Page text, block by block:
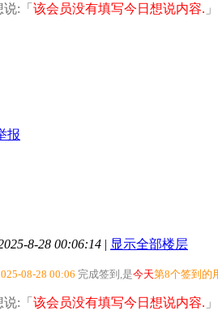
:「 该会员没有填写今日想说内容.
报
8-28 00:06:14 | 显示全部楼层
08-28 00:06 完成签到,是今天第8个签到的
:「 该会员没有填写今日想说内容.